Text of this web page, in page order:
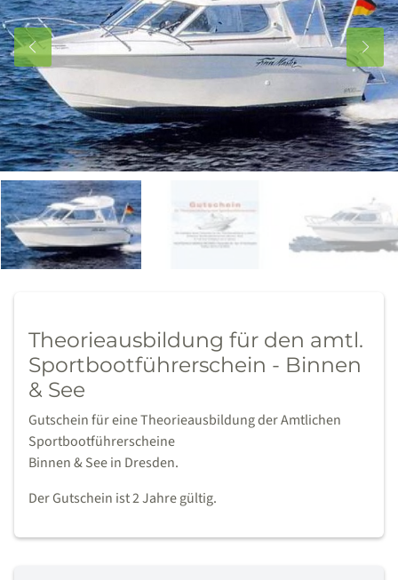
Theorieausbildung für den amtl.
Sportbootführerschein - Binnen
& See
Gutschein für eine Theorieausbildung der Amtlichen
Sportbootführerscheine
Binnen & See in Dresden.
Der Gutschein ist 2 Jahre gültig.